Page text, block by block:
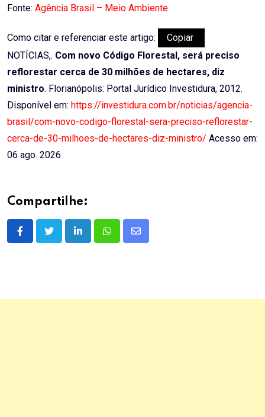
Fonte: Agência Brasil – Meio Ambiente
Como citar e referenciar este artigo:
Copiar
NOTÍCIAS,. Com novo Código Florestal, será preciso
reflorestar cerca de 30 milhões de hectares, diz
ministro. Florianópolis: Portal Jurídico Investidura, 2012.
Disponível em: https://investidura.com.br/noticias/agencia-
brasil/com-novo-codigo-florestal-sera-preciso-reflorestar-
cerca-de-30-milhoes-de-hectares-diz-ministro/ Acesso em:
06 ago. 2026
Compartilhe:
LinkedInWhatsappShare